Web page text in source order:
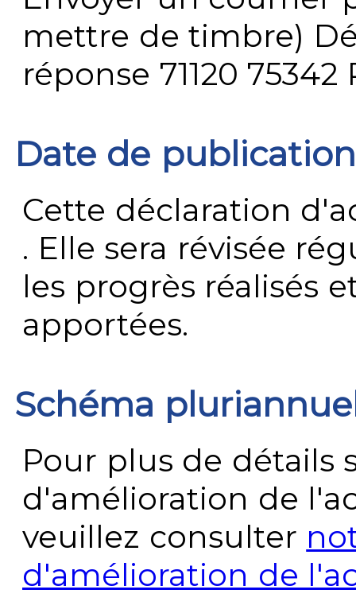
mettre de timbre)
réponse 71120 75342
Date de publication
Cette déclaration
. Elle sera révisée
les progrès réalisés
apportées.
Schéma
Pour plus de détails
d'amélioration de
veuillez consulter
d'amélioration de